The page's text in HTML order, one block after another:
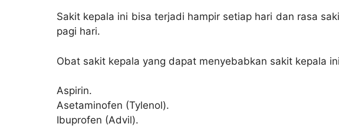
Sakit kepala ini bisa terjadi hampir setiap hari dan rasa
pagi hari.
Obat sakit kepala yang dapat menyebabkan sakit kepala
Aspirin.
Asetaminofen (Tylenol).
Ibuprofen (Advil).